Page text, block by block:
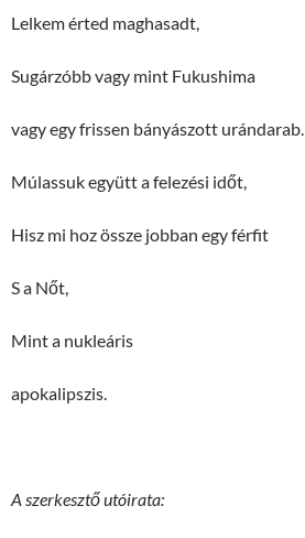
Lelkem érted maghasadt,
Sugárzóbb vagy mint Fukushima
vagy egy frissen bányászott urándarab.
Múlassuk együtt a felezési időt,
Hisz mi hoz össze jobban egy férfit
S a Nőt,
Mint a nukleáris
apokalipszis.
A szerkesztő utóirata: